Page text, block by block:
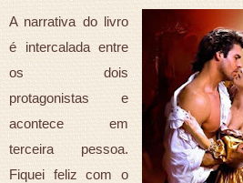
A narrativa do livro
é intercalada entre
os dois
protagonistas e
acontece em
terceira pessoa.
Fiquei feliz com o